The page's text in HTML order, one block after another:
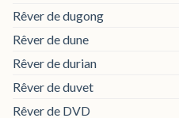
Rêver de dugong
Rêver de dune
Rêver de durian
Rêver de duvet
Rêver de DVD